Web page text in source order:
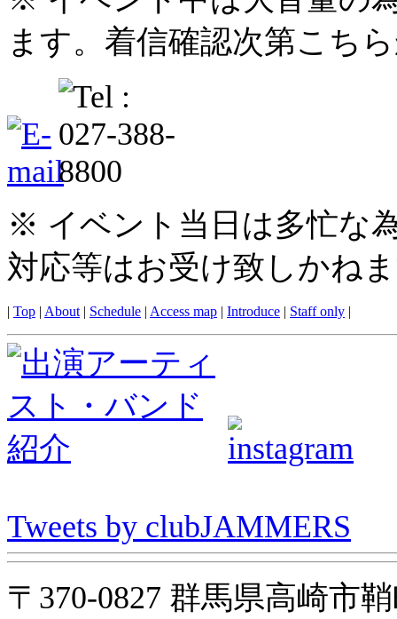
ます。着信確認次第こち
※ イベント当日は多忙な
対応等はお受け致しかね
| Top | About | Schedule | Access map | Introduce | Staff only |
Tweets by clubJAMMERS
〒370-0827 群馬県高崎市